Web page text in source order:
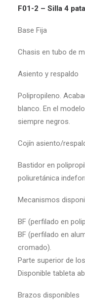
F01-2 – Silla 4
Base Fija
Chasis en tubo de
Asiento y respaldo
Polipropileno.
blanco. En el
siempre negros.
Cojín asiento/
Bastidor en
poliuretánica
Mecanismos
BF (perfilado en
BF (perfilado en
cromado).
Parte superior de
Disponible tableta
Brazos disponibles